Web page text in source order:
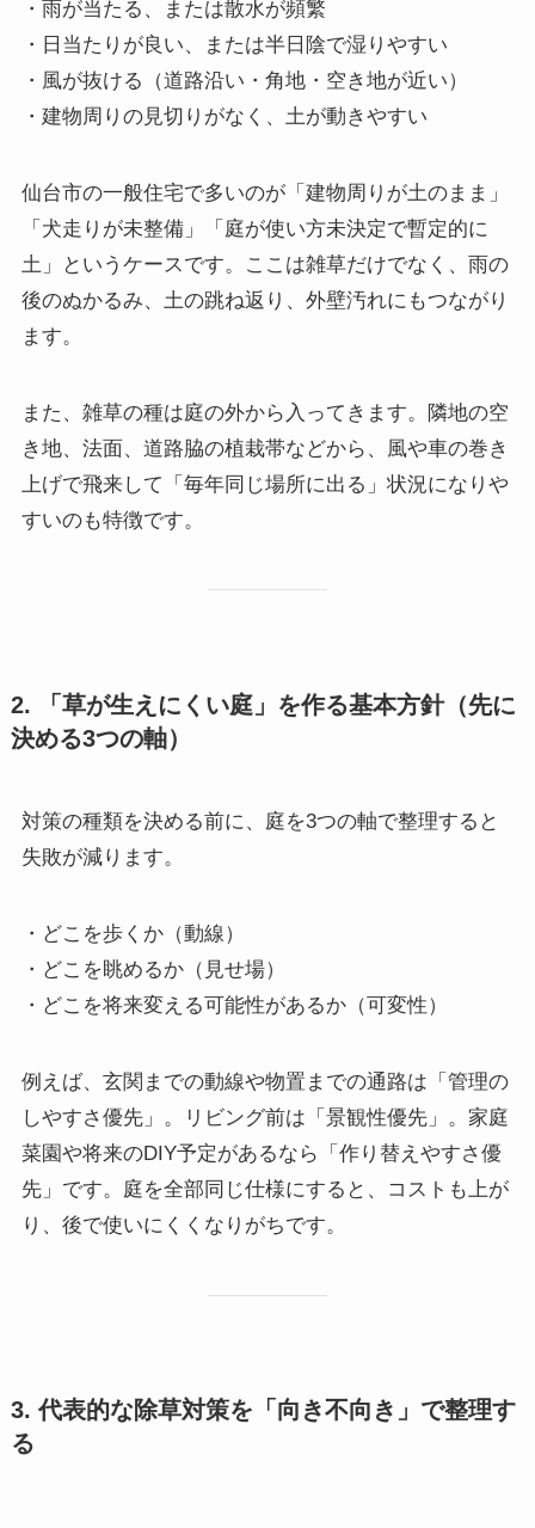
・雨が当たる、または散水が頻繁
・日当たりが良い、または半日陰で湿りやすい
・風が抜ける（道路沿い・角地・空き地が近い）
・建物周りの見切りがなく、土が動きやすい
仙台市の一般住宅で多いのが「建物周りが土のまま」
「犬走りが未整備」「庭が使い方未決定で暫定的に
土」というケースです。ここは雑草だけでなく、雨の
後のぬかるみ、土の跳ね返り、外壁汚れにもつながり
ます。
また、雑草の種は庭の外から入ってきます。隣地の空
き地、法面、道路脇の植栽帯などから、風や車の巻き
上げで飛来して「毎年同じ場所に出る」状況になりや
すいのも特徴です。
2. 「草が生えにくい庭」を作る基本方針（先に
決める3つの軸）
対策の種類を決める前に、庭を3つの軸で整理すると
失敗が減ります。
・どこを歩くか（動線）
・どこを眺めるか（見せ場）
・どこを将来変える可能性があるか（可変性）
例えば、玄関までの動線や物置までの通路は「管理の
しやすさ優先」。リビング前は「景観性優先」。家庭
菜園や将来のDIY予定があるなら「作り替えやすさ優
先」です。庭を全部同じ仕様にすると、コストも上が
り、後で使いにくくなりがちです。
3. 代表的な除草対策を「向き不向き」で整理す
る